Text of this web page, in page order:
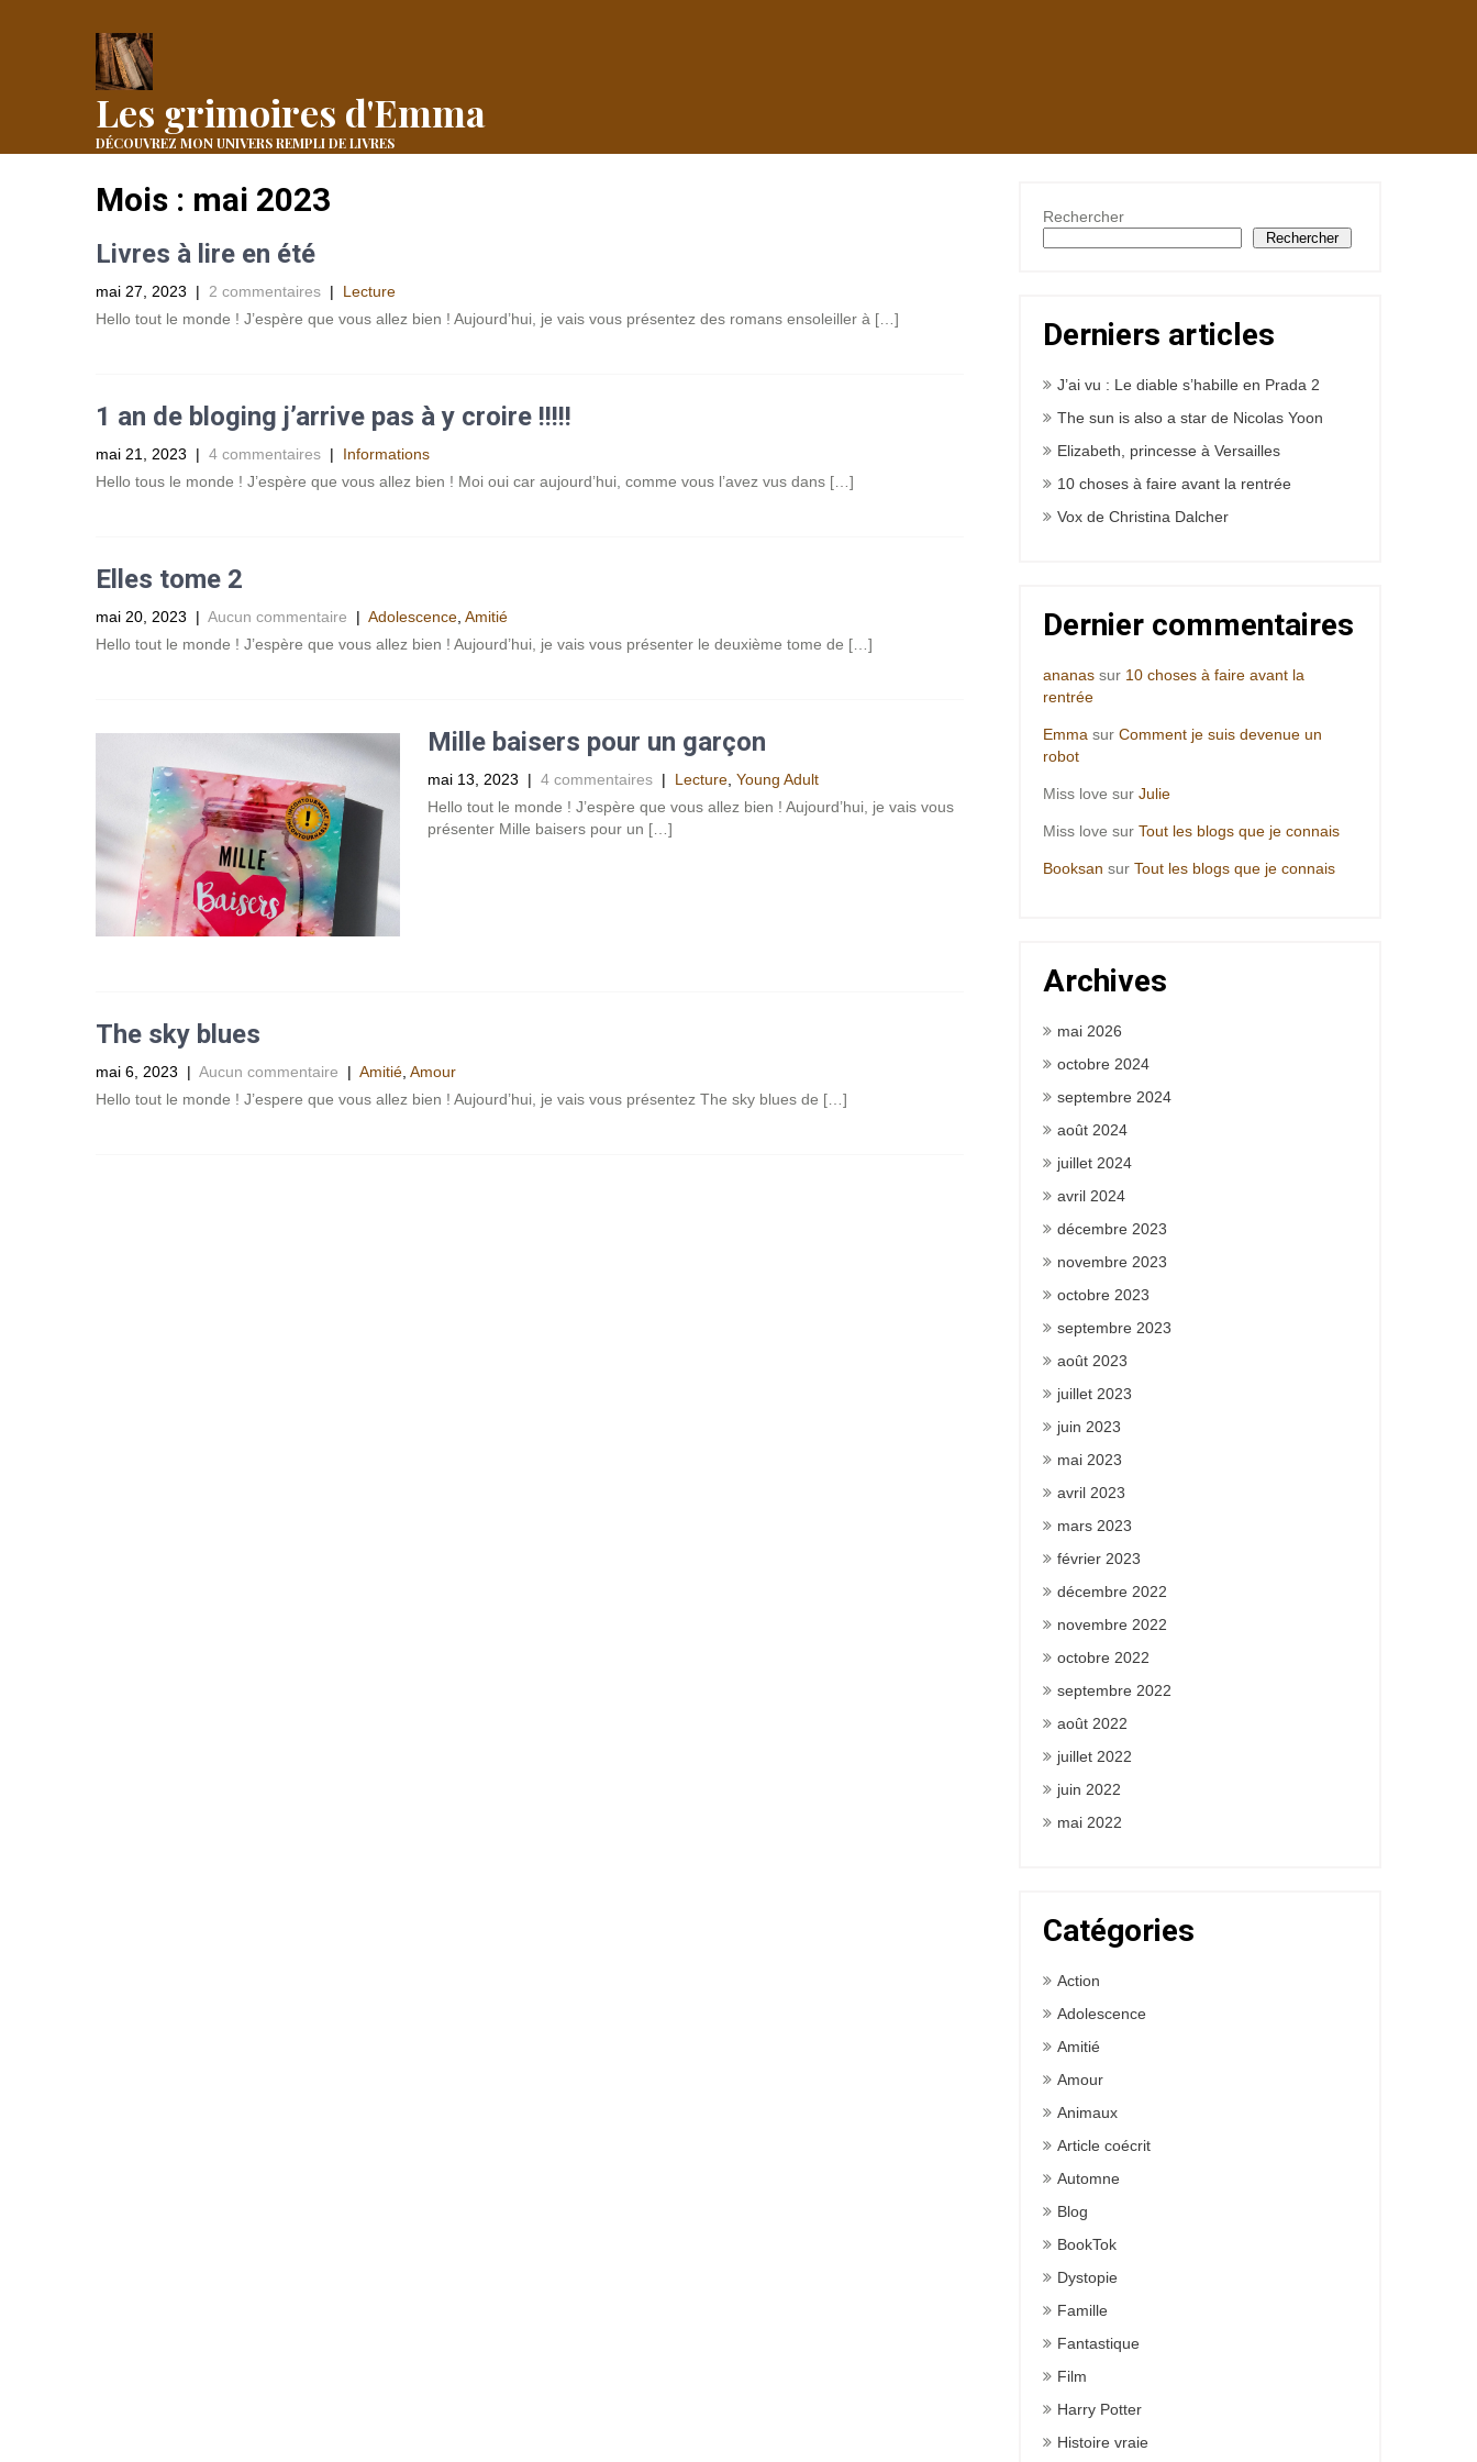
Les grimoires d'Emma
DÉCOUVREZ MON UNIVERS REMPLI DE LIVRES
Mois : mai 2023
Livres à lire en été
mai 27, 2023 | 2 commentaires | Lecture
Hello tout le monde ! J’espère que vous allez bien ! Aujourd’hui, je vais vous présentez des romans ensoleiller à […]
1 an de bloging j’arrive pas à y croire !!!!!
mai 21, 2023 | 4 commentaires | Informations
Hello tous le monde ! J’espère que vous allez bien ! Moi oui car aujourd’hui, comme vous l’avez vus dans […]
Elles tome 2
mai 20, 2023 | Aucun commentaire | Adolescence Amitié
Hello tout le monde ! J’espère que vous allez bien ! Aujourd’hui, je vais vous présenter le deuxième tome de […]
Mille baisers pour un garçon
mai 13, 2023 | 4 commentaires | Lecture, Young Adult
Hello tout le monde ! J’espère que vous allez bien ! Aujourd’hui, je vais vous
présenter Mille baisers pour un […]
The sky blues
mai 6, 2023 | Aucun commentaire | Amitié Amour
Hello tout le monde ! J’espere que vous allez bien ! Aujourd’hui, je vais vous présentez The sky blues de […]
Rechercher
Rechercher
Derniers articles
J’ai vu : Le diable s’habille en Prada 2
The sun is also a star de Nicolas Yoon
Elizabeth, princesse à Versailles
10 choses à faire avant la rentrée
Vox de Christina Dalcher
Dernier commentaires
ananas sur 10 choses à faire avant la
rentrée
Emma sur Comment je suis devenue un
robot
Miss love sur Julie
Miss love sur Tout les blogs que je connais
Booksan sur Tout les blogs que je connais
Archives
mai 2026
octobre 2024
septembre 2024
août 2024
juillet 2024
avril 2024
décembre 2023
novembre 2023
octobre 2023
septembre 2023
août 2023
juillet 2023
juin 2023
mai 2023
avril 2023
mars 2023
février 2023
décembre 2022
novembre 2022
octobre 2022
septembre 2022
août 2022
juillet 2022
juin 2022
mai 2022
Catégories
Action
Adolescence
Amitié
Amour
Animaux
Article coécrit
Automne
Blog
BookTok
Dystopie
Famille
Fantastique
Film
Harry Potter
Histoire vraie